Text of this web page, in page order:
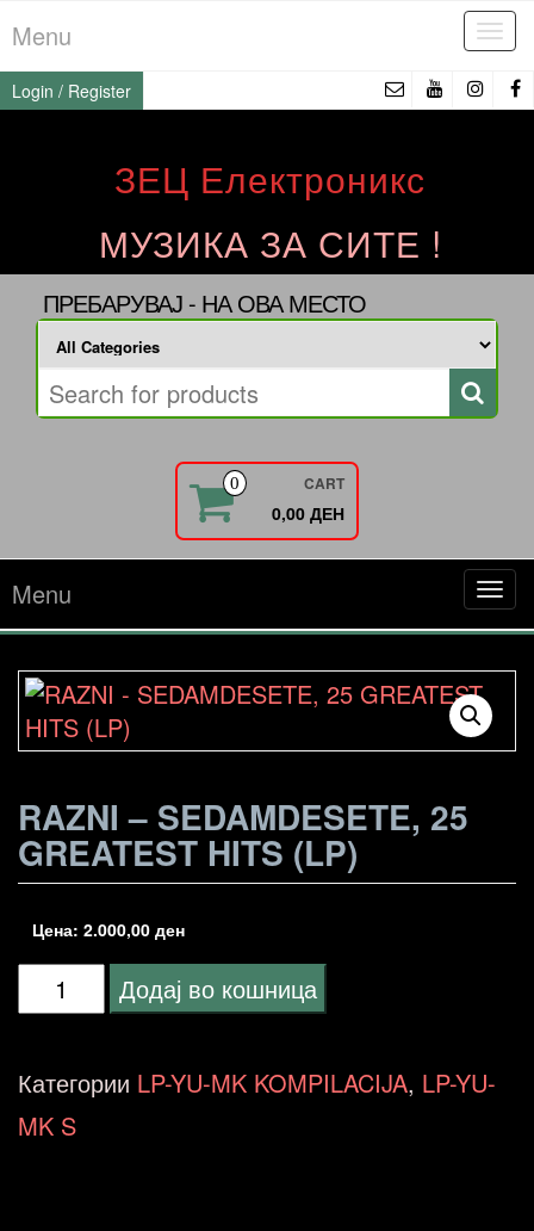
to
the
content
Menu
Login / Register
ЗЕЦ Електроникс
МУЗИКА ЗА СИТЕ !
ПРЕБАРУВАЈ - НА ОВА МЕСТО
0 CART
0,00 ДЕН
Menu
RAZNI – SEDAMDESETE, 25
GREATEST HITS (LP)
Цена: 2.000,00 ден
RAZNI
SEDAMDESETE,
25
Додај во кошница
Категории LP-YU-MK KOMPILACIJA, LP-YU-
MK S